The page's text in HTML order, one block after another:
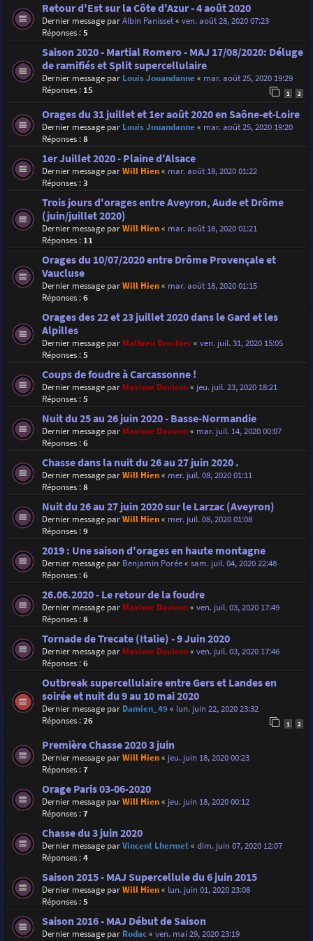
Retour d'Est sur la Côte d'Azur - 4 août 2020
Dernier message parAlbin Panisset« ven. août 28, 2020 07:23
Réponses :5
Saison 2020 - Martial Romero - MAJ 17/08/2020: Déluge
de ramifiés et Split supercellulaire
Dernier message par Louis Jouandanne« mar. août 25, 2020 19:29
Réponses : 15 1 2
Orages du 31 juillet et 1er août 2020 en Saône-et-Loire
Dernier message par Louis Jouandanne« mar. août 25, 2020 19:20
Réponses :8
1er Juillet 2020 - Plaine d'Alsace
Dernier message parWill Hien« mar. août 18, 2020 01:22
Réponses :3
Trois jours d'orages entre Aveyron, Aude et Drôme
(juin/juillet 2020)
Dernier message parWill Hien« mar. août 18, 2020 01:21
Réponses : 11
Orages du 10/07/2020 entre Drôme Provençale et
Vaucluse
Dernier message parWill Hien« mar. août 18, 2020 01:15
Réponses :6
Orages des 22 et 23 juillet 2020 dans le Gard et les
Alpilles
Dernier message par Mathieu Brochier« ven. juil. 31, 2020 15:05
Réponses :5
Coups de foudre à Carcassonne !
Dernier message par Maxime Daviron« jeu. juil. 23, 2020 18:21
Réponses :5
Nuit du 25 au 26 juin 2020 - Basse-Normandie
Dernier message par Maxime Daviron« mar. juil. 14, 2020 00:07
Réponses :6
Chasse dans la nuit du 26 au 27 juin 2020 .
Dernier message parWill Hien« mer. juil. 08, 2020 01:11
Réponses :8
Nuit du 26 au 27 juin 2020 sur le Larzac (Aveyron)
Dernier message parWill Hien« mer. juil. 08, 2020 01:08
Réponses :9
2019 : Une saison d'orages en haute montagne
Dernier message par Benjamin Porée« sam. juil. 04, 2020 22:48
Réponses :6
26.06.2020 - Le retour de la foudre
Dernier message par Maxime Daviron« ven. juil. 03, 2020 17:49
Réponses :8
Tornade de Trecate (Italie) - 9 Juin 2020
Dernier message par Maxime Daviron« ven. juil. 03, 2020 17:46
Réponses :6
Outbreak supercellulaire entre Gers et Landes en
soirée et nuit du 9 au 10 mai 2020
Dernier message par Damien_49« lun. juin 22, 2020 23:32
Réponses :26 1 2
Première Chasse 2020 3 juin
Dernier message parWill Hien« jeu. juin 18, 2020 00:23
Réponses :7
Orage Paris 03-06-2020
Dernier message parWill Hien« jeu. juin 18, 2020 00:12
Réponses :7
Chasse du 3 juin 2020
Dernier message parVincent Lhermet« dim. juin 07, 2020 12:07
Réponses :4
Saison 2015 - MAJ Supercellule du 6 juin 2015
Dernier message parWill Hien« lun. juin 01, 2020 23:08
Réponses :5
Saison 2016 - MAJ Début de Saison
Dernier message par Rodac« ven. mai 29, 2020 23:19